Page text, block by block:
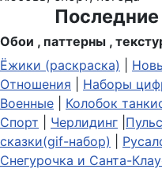
Обои , паттерны ,
Ёжики (раскраска)
Отношения
Наборы
Военные
Колобок
Спорт
Черлидинг
сказки(gif-набор)
Снегурочка и Санта-